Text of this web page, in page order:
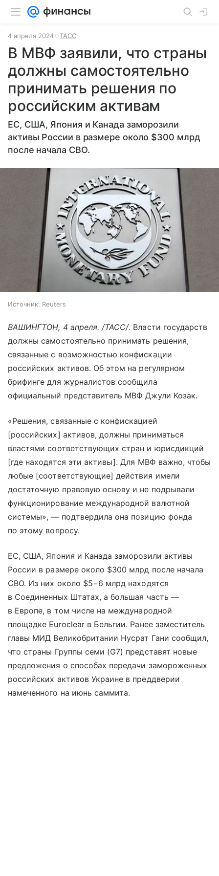
4 апреля 2024 ТАСС
В МВФ заявили, что страны
должны самостоятельно
принимать решения по
российским активам
ЕС, США, Япония и Канада заморозили
активы России в размере около $300 млрд
после начала СВО.
Источник: Reuters
ВАШИНГТОН, 4 апреля. /ТАСС/. Власти государств
должны самостоятельно принимать решения,
связанные с возможностью конфискации
российских активов. Об этом на регулярном
брифинге для журналистов сообщила
официальный представитель МВФ Джули Козак.
«Решения, связанные с конфискацией
[российских] активов, должны приниматься
властями соответствующих стран и юрисдикций
[где находятся эти активы]. Для МВФ важно, чтобы
любые [соответствующие] действия имели
достаточную правовую основу и не подрывали
функционирование международной валютной
системы», — подтвердила она позицию фонда
по этому вопросу.
ЕС, США, Япония и Канада заморозили активы
России в размере около $300 млрд после начала
СВО. Из них около $5−6 млрд находятся
в Соединенных Штатах, а большая часть —
в Европе, в том числе на международной
площадке Euroclear в Бельгии. Ранее заместитель
главы МИД Великобритании Нусрат Гани сообщил,
что страны Группы семи (G7) представят новые
предложения о способах передачи замороженных
российских активов Украине в преддверии
намеченного на июнь саммита.